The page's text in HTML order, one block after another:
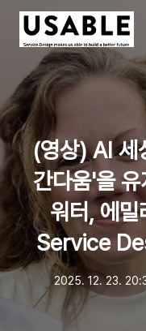
(영상) AI 세
간다움'을
워터, 에
Service
2025. 12. 23.